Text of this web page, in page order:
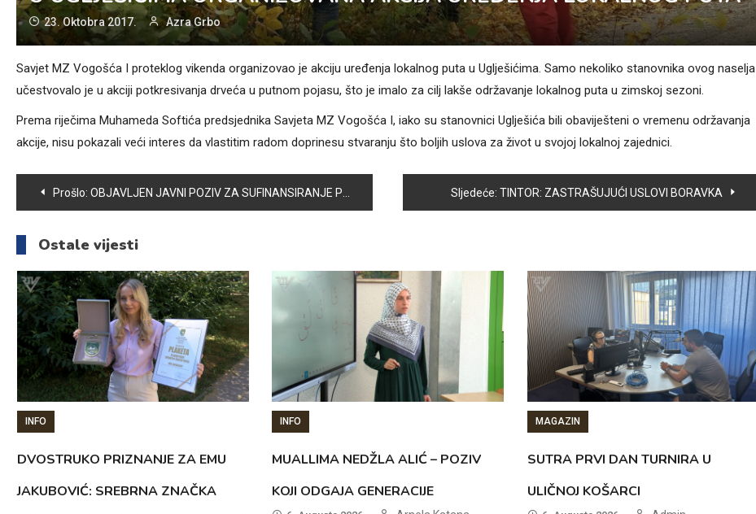
23. Oktobra 2017. Azra Grbo
Savjet MZ Vogošća I proteklog vikenda organizovao je akciju uređenja lokalnog puta u Uglješićima. Samo nekoliko stanovnika ovog naselja
učestvovalo je u akciji potkresivanja drveća u putnom pojasu, što je imalo za cilj lakše održavanje lokalnog puta u zimskoj sezoni.
Prema riječima Muhameda Softića predsjednika Savjeta MZ Vogošća I, iako su stanovnici Uglješića bili obaviješteni o vremenu održavanja
akcije, nisu pokazali veći interes da vlastitim radom doprinesu stvaranju što boljih uslova za život u svojoj lokalnoj zajednici.
Navigacija
članaka
Prošlo: OBJAVLJEN JAVNI POZIV ZA SUFINANSIRANJE PROJEKATA BORAČKIH UDRUŽENJA Sljedeće: TINTOR: ZASTRAŠUJUĆI USLOVI BORAVKA
Ostale vijesti
INFO
DVOSTRUKO PRIZNANJE ZA EMU
JAKUBOVIĆ: SREBRNA ZNAČKA
INFO
MUALLIMA NEDŽLA ALIĆ – POZIV
KOJI ODGAJA GENERACIJE
MAGAZIN
SUTRA PRVI DAN TURNIRA U
ULIČNOJ KOŠARCI